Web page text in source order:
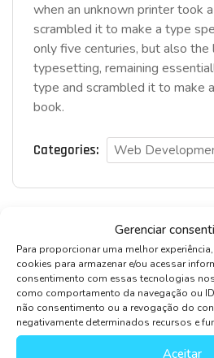
Gerenciar
Para proporcionar uma melhor
cookies para armazenar e/ou acessar
consentimento com essas tecnologias
como comportamento da navegação ou
não consentimento ou a revogação do
negativamente determinados recursos e
Aceitar
when an unknown printer took
scrambled it to make a type
only five centuries, but also
typesetting, remaining
type and scrambled it to make
book.
Categories: Web
Leave Comment